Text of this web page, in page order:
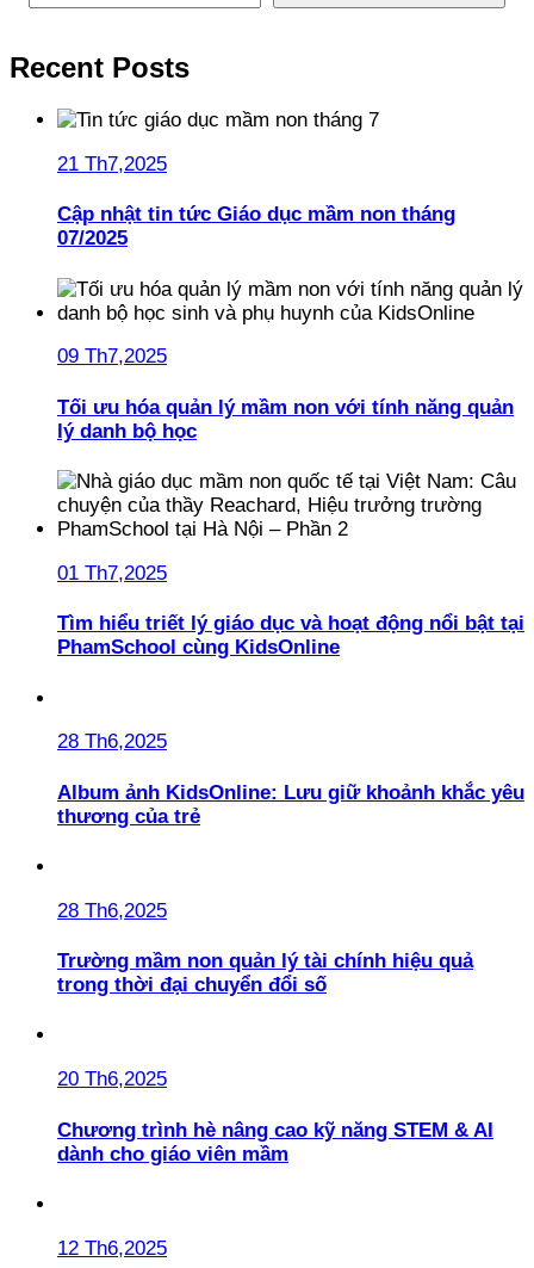
Recent Posts
21 Th7,2025
Cập nhật tin tức Giáo dục mầm non tháng
07/2025
09 Th7,2025
Tối ưu hóa quản lý mầm non với tính năng quản
lý danh bộ học
01 Th7,2025
Tìm hiểu triết lý giáo dục và hoạt động nổi bật tại
PhamSchool cùng KidsOnline
28 Th6,2025
Album ảnh KidsOnline: Lưu giữ khoảnh khắc yêu
thương của trẻ
28 Th6,2025
Trường mầm non quản lý tài chính hiệu quả
trong thời đại chuyển đổi số
20 Th6,2025
Chương trình hè nâng cao kỹ năng STEM & AI
dành cho giáo viên mầm
12 Th6,2025